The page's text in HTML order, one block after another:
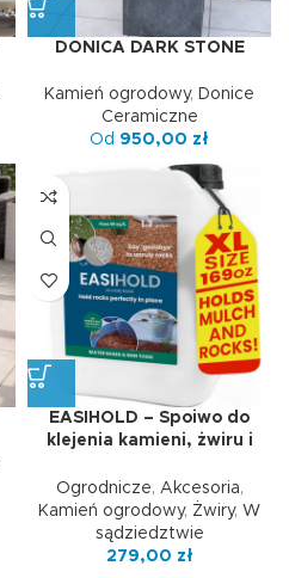
DONICA DARK STONE
Kamień ogrodowy, Donice
Ceramiczne
Od 950,00 zł
EASIHOLD – Spoiwo do
klejenia kamieni, żwiru i
Ogrodnicze, Akcesoria,
Kamień ogrodowy, Żwiry, W
sądziedztwie
279,00 zł